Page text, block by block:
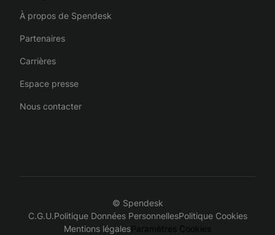
À propos de Spendesk
Partenaires
Carrières
Espace presse
Nous contacter
© Spendesk
C.G.U.Politique Données PersonnellesPolitique Cookies
Mentions légalesParamètres Cookies